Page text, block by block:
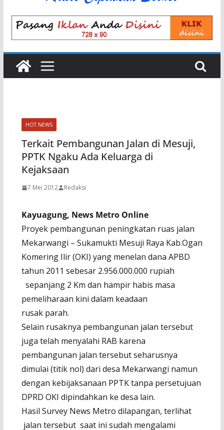
HOT NEWS
Terkait Pembangunan Jalan di Mesuji,
PPTK Ngaku Ada Keluarga di
Kejaksaan
7 Mei 2012 Redaksi
Kayuagung, News Metro Online
Proyek pembangunan peningkatan ruas jalan
Mekarwangi – Sukamukti Mesuji Raya Kab.Ogan
Komering Ilir (OKI) yang menelan dana APBD
tahun 2011 sebesar 2.956.000.000 rupiah
sepanjang 2 Km dan hampir habis masa
pemeliharaan kini dalam keadaan
rusak parah.
Selain rusaknya pembangunan jalan tersebut
juga telah menyalahi RAB karena
pembangunan jalan tersebut seharusnya
dimulai (titik nol) dari desa Mekarwangi namun
dengan kebijaksanaan PPTK tanpa persetujuan
DPRD OKI dipindahkan ke desa lain.
Hasil Survey News Metro dilapangan, terlihat
jalan tersebut saat ini sudah mengalami